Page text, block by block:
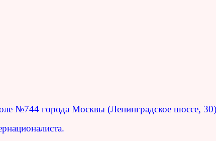
№744 города Москвы (Ленинградское шоссе,